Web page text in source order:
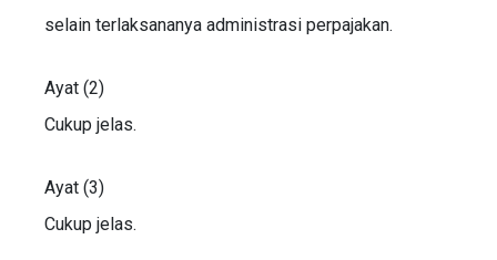
selain terlaksananya administrasi perpajakan.
Ayat (2)
Cukup jelas.
Ayat (3)
Cukup jelas.